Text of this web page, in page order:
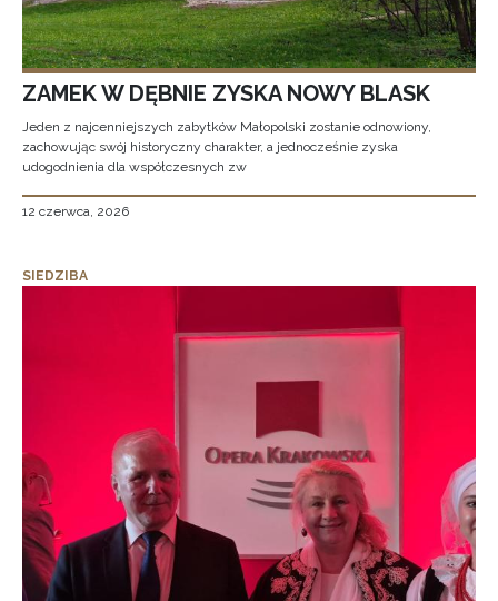
ZAMEK W DĘBNIE ZYSKA NOWY BLASK
Jeden z najcenniejszych zabytków Małopolski zostanie odnowiony,
zachowując swój historyczny charakter, a jednocześnie zyska
udogodnienia dla współczesnych zw
12 czerwca, 2026
SIEDZIBA